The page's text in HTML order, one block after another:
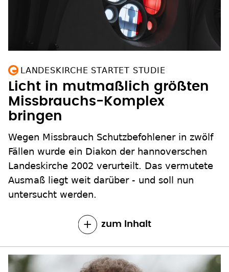
LANDESKIRCHE STARTET STUDIE
Licht in mutmaßlich größten
Missbrauchs-Komplex
bringen
Wegen Missbrauch Schutzbefohlener in zwölf
Fällen wurde ein Diakon der hannoverschen
Landeskirche 2002 verurteilt. Das vermutete
Ausmaß liegt weit darüber - und soll nun
untersucht werden.
zum Inhalt